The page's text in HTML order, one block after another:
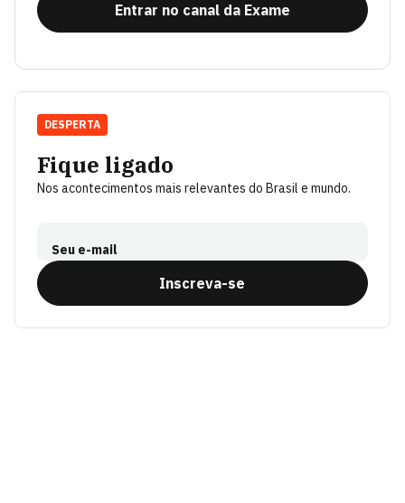
Entrar no canal da Exame
Fique ligado
Nos acontecimentos mais relevantes do Brasil e mundo.
Seu e-mail
Inscreva-se
DESPERTA